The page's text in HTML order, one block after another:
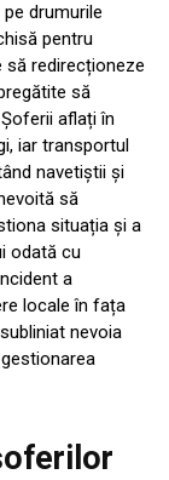
drumurile
pentru
să redirecționeze
să
aflați în
iar transportul
navetiștii și
să
situația și a
odată cu
a
locale în fața
nevoia